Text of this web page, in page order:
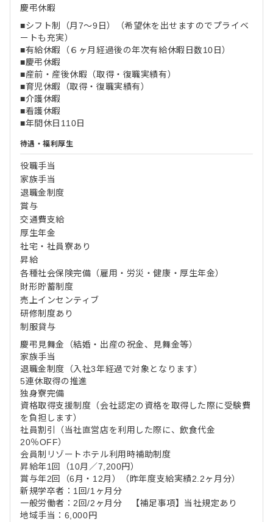
慶弔休暇
■シフト制（月7～9日）（希望休を出せますのでプライベ
ートも充実）
■有給休暇（６ヶ月経過後の年次有給休暇日数10日）
■慶弔休暇
■産前・産後休暇（取得・復職実績有）
■育児休暇（取得・復職実績有）
■介護休暇
■看護休暇
■年間休日110日
待遇・福利厚生
役職手当
家族手当
退職金制度
賞与
交通費支給
厚生年金
社宅・社員寮あり
昇給
各種社会保険完備（雇用・労災・健康・厚生年金）
財形貯蓄制度
売上インセンティブ
研修制度あり
制服貸与
慶弔見舞金（結婚・出産の祝金、見舞金等）
家族手当
退職金制度（入社3年経過で対象となります）
5連休取得の推進
独身寮完備
資格取得支援制度（会社認定の資格を取得した際に受験費
を負担します）
社員割引（当社直営店を利用した際に、飲食代金
20％OFF）
会員制リゾートホテル利用時補助制度
昇給年1回（10月／7,200円）
賞与年2回（6月・12月）（昨年度支給実績2.2ヶ月分）
新規学卒者：1回/1ヶ月分
一般労働者：2回/2ヶ月分 【補足事項】当社規定あり
地域手当：6,000円